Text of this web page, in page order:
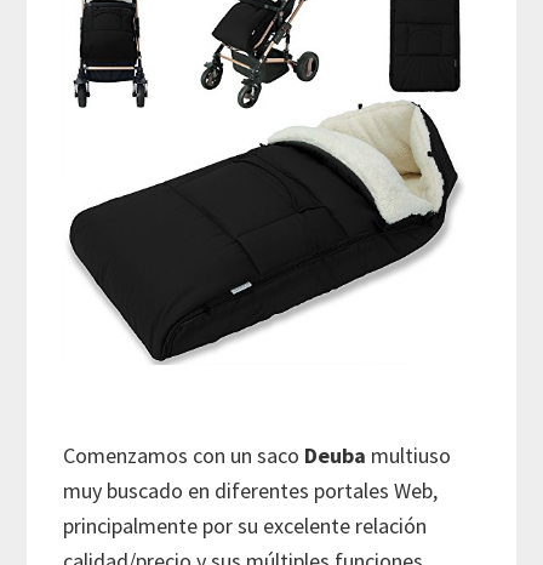
Comenzamos con un saco Deuba multiuso
muy buscado en diferentes portales Web,
principalmente por su excelente relación